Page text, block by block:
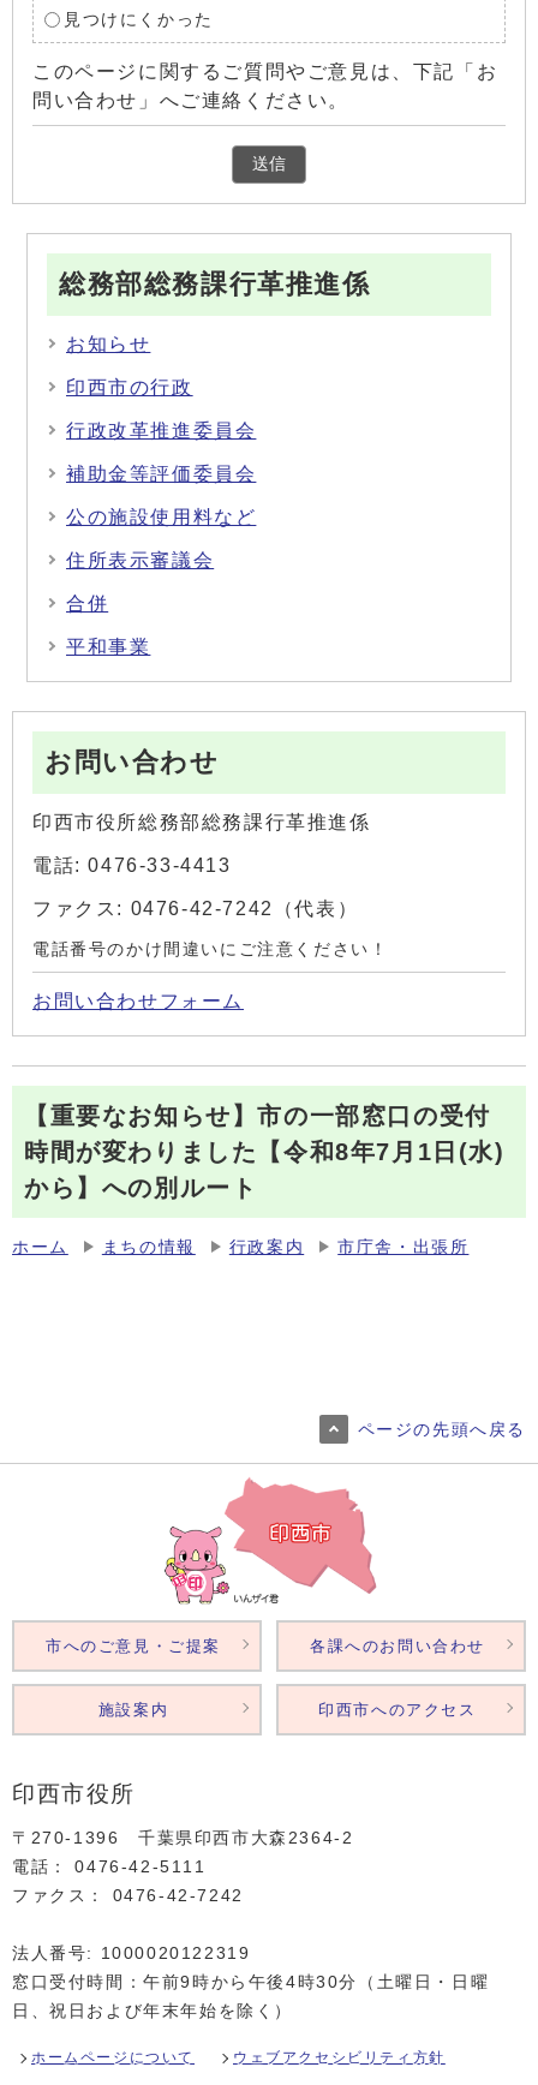
見つけにくかった
このページに関するご質問やご意見は、下記「お
問い合わせ」へご連絡ください。
総務部総務課行革推進係
お知らせ
印西市の行政
行政改革推進委員会
補助金等評価委員会
公の施設使用料など
住所表示審議会
合併
平和事業
お問い合わせ
印西市役所総務部総務課行革推進係
電話: 0476-33-4413
ファクス: 0476-42-7242（代表）
電話番号のかけ間違いにご注意ください！
お問い合わせフォーム
【重要なお知らせ】市の一部窓口の受付
時間が変わりました【令和8年7月1日(水)
から】への別ルート
ホーム まちの情報 行政案内 市庁舎・出張所
ページの先頭へ戻る
印西市役所
〒270-1396 千葉県印西市大森2364‐2
電話： 0476‐42‐5111
ファクス： 0476‐42‐7242
法人番号: 1000020122319
窓口受付時間：午前9時から午後4時30分（土曜日・日曜
日、祝日および年末年始を除く）
ホームページについて ウェブアクセシビリティ方針
市へのご意見・ご提案 各課へのお問い合わせ
施設案内 印西市へのアクセス